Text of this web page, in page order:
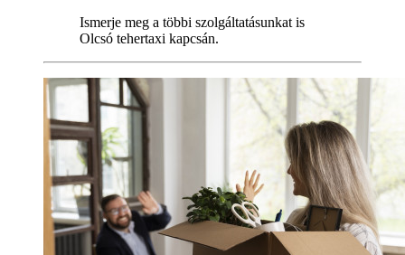
Ismerje meg a többi szolgáltatásunkat is
Olcsó tehertaxi kapcsán.